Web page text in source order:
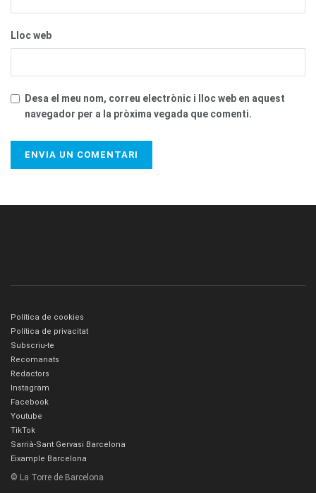
Lloc web
Desa el meu nom, correu electrònic i lloc web en aquest
navegador per a la pròxima vegada que comenti.
Política de cookies
Política de privacitat
Subscriu-te
Recomanats
Redactors
Instagram
Facebook
Youtube
TikTok
Sarrià-Sant Gervasi Barcelona
Eixample Barcelona
© La Torre de Barcelona